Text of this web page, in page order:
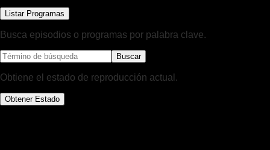
Listar Programas
Busca episodios o programas por palabra clave.
Buscar
Obtiene el estado de reproducción actual.
Obtener Estado